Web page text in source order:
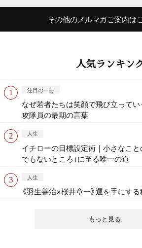
その他のメルマガご案内は
人気ランキン
もっと見る
注目の一冊
なぜ若者たちは笑顔で飛び立って
攻隊員の最期の言葉
人生
イチローの目標設定術｜小さなこと
でもないところ」に至る唯一の道
人生
《羽生善治×桜井章一》運を手にす